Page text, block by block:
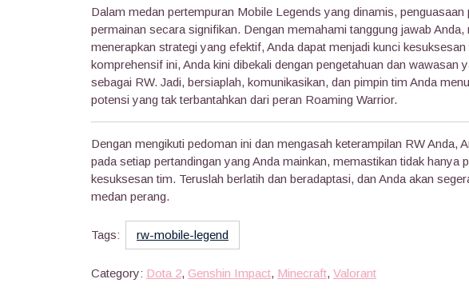
Dalam medan pertempuran Mobile Legends yang dinamis, penguasaan
permainan secara signifikan. Dengan memahami tanggung jawab
menerapkan strategi yang efektif, Anda dapat menjadi kunci
komprehensif ini, Anda kini dibekali dengan pengetahuan dan wawasan
sebagai RW. Jadi, bersiaplah, komunikasikan, dan pimpin tim Anda
potensi yang tak terbantahkan dari peran Roaming Warrior.
Dengan mengikuti pedoman ini dan mengasah keterampilan RW Anda,
pada setiap pertandingan yang Anda mainkan, memastikan tidak hanya
kesuksesan tim. Teruslah berlatih dan beradaptasi, dan Anda akan
medan perang.
Tags: rw-mobile-legend
Category: Dota 2, Genshin Impact, Minecraft, Valorant